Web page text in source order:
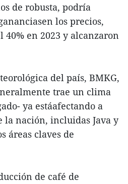
de robusta, podría
los precios,
40% en 2023 y alcanzaron
del país, BMKG,
trae un clima
ya estáafectando a
la nación, incluidas Java y
áreas claves de
de café de